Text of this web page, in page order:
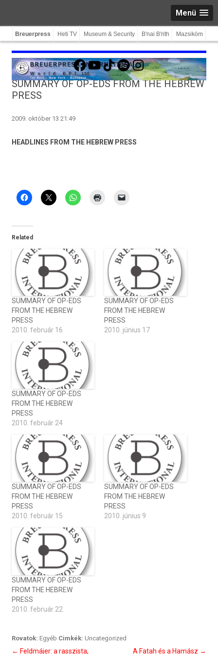
Menü
Breuerpress Heti TV Museum & Security B'nai B'rith Mazsiköm
Facebook
YouTube
TikTokSpotifyInstagram
SUMMARY OF OP-EDS FROM THE HEBREW
PRESS
2009. október 13 21:49
HEADLINES FROM THE HEBREW PRESS
Related
SUMMARY OF OP-EDS
FROM THE HEBREW
PRESS
2010. február 16
SUMMARY OF OP-EDS
FROM THE HEBREW
PRESS
2010. június 17
SUMMARY OF OP-EDS
FROM THE HEBREW
PRESS
2010. február 24
SUMMARY OF OP-EDS
FROM THE HEBREW
PRESS
2010. február 15
SUMMARY OF OP-EDS
FROM THE HEBREW
PRESS
2010. június 9
SUMMARY OF OP-EDS
FROM THE HEBREW
PRESS
2010. február 22
Rovatok: Egyéb Cimkék: Uncategorized
Bejegyzés
← Feldmájer: a rasszista,
A Fatah és a Hamász →